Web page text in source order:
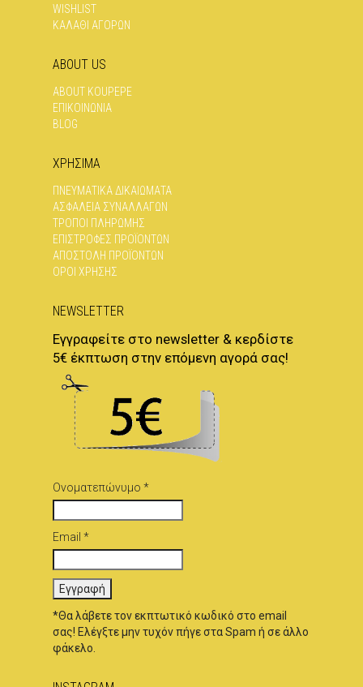
WISHLIST
ΚΑΛΑΘΙ ΑΓΟΡΩΝ
ABOUT US
ABOUT KOUPEPE
ΕΠΙΚΟΙΝΩΝΊΑ
BLOG
ΧΡΗΣΙΜΑ
ΠΝΕΥΜΑΤΙΚΆ ΔΙΚΑΙΏΜΑΤΑ
ΑΣΦΆΛΕΙΑ ΣΥΝΑΛΛΑΓΏΝ
ΤΡΌΠΟΙ ΠΛΗΡΩΜΉΣ
ΕΠΙΣΤΡΟΦΈΣ ΠΡΟΪΌΝΤΩΝ
ΑΠΟΣΤΟΛΉ ΠΡΟΪΌΝΤΩΝ
ΌΡΟΙ ΧΡΉΣΗΣ
NEWSLETTER
Εγγραφείτε στο newsletter & κερδίστε
5€ έκπτωση στην επόμενη αγορά σας!
Ονοματεπώνυμο *
Email *
*Θα λάβετε τον εκπτωτικό κωδικό στο email
σας! Ελέγξτε μην τυχόν πήγε στα Spam ή σε άλλο
φάκελο.